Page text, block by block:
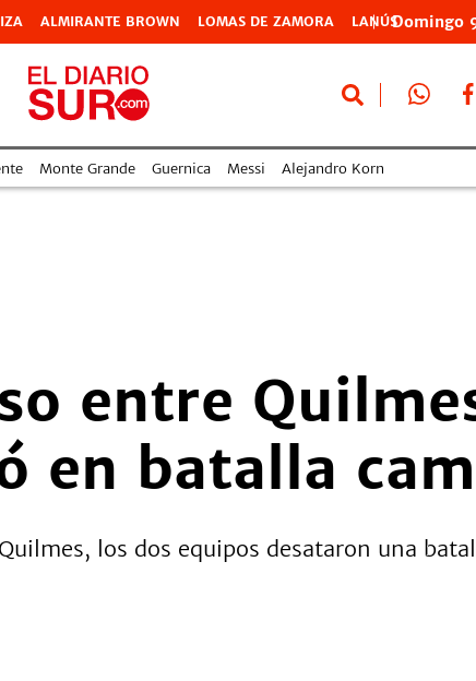
ALMIRANTE BROWN LOMAS DE ZAMORA LANÚSDomingo
Monte Grande Guernica Messi Alejandro Korn
entre
en batalla
los dos equipos desataron una